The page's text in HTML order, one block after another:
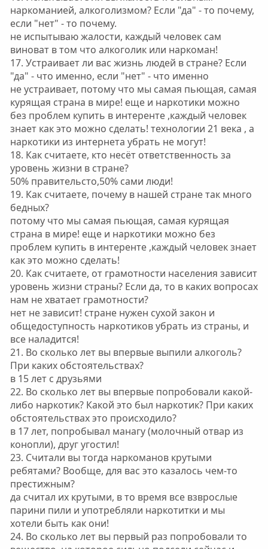
наркоманией, алкоголизмом? Если "да" - то почему,
если "нет" - то почему.
не испытываю жалости, каждый человек сам
виноват в том что алкоголик или наркоман!
17. Устраивает ли вас жизнь людей в стране? Если
"да" - что именно, если "нет" - что именно
не устраивает, потому что мы самая пьющая, самая
курящая страна в мире! еще и наркотики можно
без проблем купить в интеренте ,каждый человек
знает как это можно сделать! технологии 21 века , а
наркотики из интернета убрать не могут!
18. Как считаете, кто несёт ответственность за
уровень жизни в стране?
50% правительсто,50% сами люди!
19. Как считаете, почему в нашей стране так много
бедных?
потому что мы самая пьющая, самая курящая
страна в мире! еще и наркотики можно без
проблем купить в интеренте ,каждый человек знает
как это можно сделать!
20. Как считаете, от грамотности населения зависит
уровень жизни страны? Если да, то в каких вопросах
нам не хватает грамотности?
нет не зависит! стране нужен сухой закон и
общедоступность наркотиков убрать из страны, и
все наладится!
21. Во сколько лет вы впервые выпили алкоголь?
При каких обстоятельствах?
в 15 лет с друзьями
22. Во сколько лет вы впервые попробовали какой-
либо наркотик? Какой это был наркотик? При каких
обстоятельствах это происходило?
в 17 лет, попробывал манагу (молочный отвар из
конопли), друг угостил!
23. Считали вы тогда наркоманов крутыми
ребятами? Вообще, для вас это казалось чем-то
престижным?
да считал их крутыми, в то время все взврослые
парини пили и употребляли наркотитки и мы
хотели быть как они!
24. Во сколько лет вы первый раз попробовали то